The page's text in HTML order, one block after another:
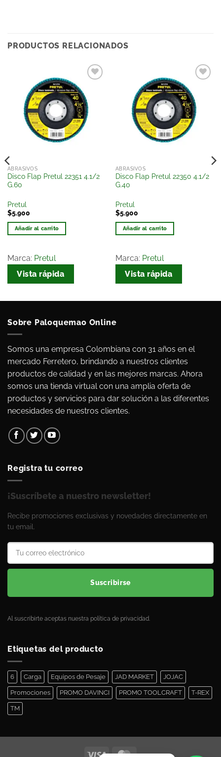
PRODUCTOS RELACIONADOS
Añadir
a la
lista
de
deseos
ABRASIVOS
Disco Flap Pretul 22351 4.1/2
G.60
Pretul
$5.900
Añadir al carrito
Marca: Pretul
Vista rápida
Añadir
a la
lista
de
deseos
ABRASIVOS
Disco Flap Pretul 22350 4.1/2
G.40
Pretul
$5.900
Añadir al carrito
Marca: Pretul
Vista rápida
Sobre Paloquemao Online
Somos una empresa Colombiana con 31 años en el
mercado Ferretero, brindando a nuestros clientes
productos de calidad y en las mejores marcas. Ahora
somos una tienda virtual con una amplia oferta de
productos y servicios para dar solución a las diferentes
necesidades de nuestros clientes.
Registra tu correo
¡Suscríbete a nuestro newsletter!
Recibe promociones exclusivas y novedades directamente en
tu email.
Suscribirse
Al suscribirte aceptas nuestra política de privacidad.
Etiquetas del producto
6 Carga Equipos de Pesaje JAD MARKET JOJAC
Promociones PROMO DAVINCI PROMO TOOLCRAFT T-REX
TM